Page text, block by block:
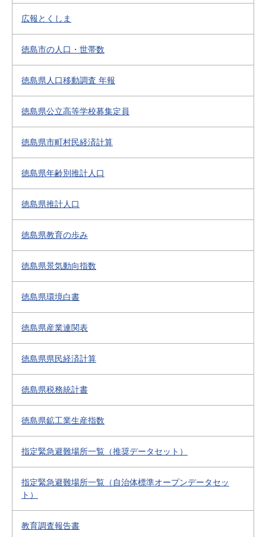
広報とくしま
徳島市の人口・世帯数
徳島県人口移動調査 年報
徳島県公立高等学校募集定員
徳島県市町村民経済計算
徳島県年齢別推計人口
徳島県推計人口
徳島県教育の歩み
徳島県景気動向指数
徳島県環境白書
徳島県産業連関表
徳島県県民経済計算
徳島県税務統計書
徳島県鉱工業生産指数
指定緊急避難場所一覧（推奨データセット）
指定緊急避難場所一覧（自治体標準オープンデータセッ
ト）
教育調査報告書